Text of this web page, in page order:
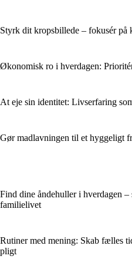
Styrk dit kropsbillede – fokusér på
Økonomisk ro i hverdagen:
At eje sin identitet: Livserfaring
Gør madlavningen til et hyggeligt
Find dine åndehuller i hverdagen
familielivet
Rutiner med mening: Skab fælles
pligt